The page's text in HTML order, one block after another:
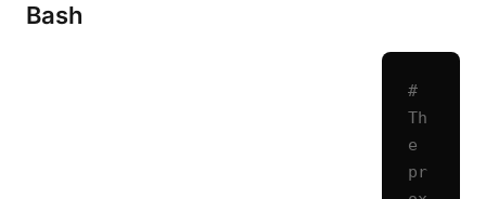
Bash
#
Th
e
pr